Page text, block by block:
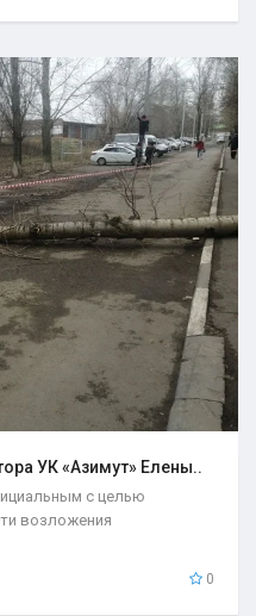
УК «Азимут» Елены..
с целью
возложения
0